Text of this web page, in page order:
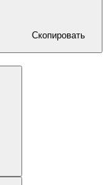
Скопировать